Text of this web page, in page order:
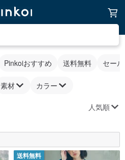
Pinkoiおすすめ 送料無料 セー
素材 カラー
人気順
送料無料